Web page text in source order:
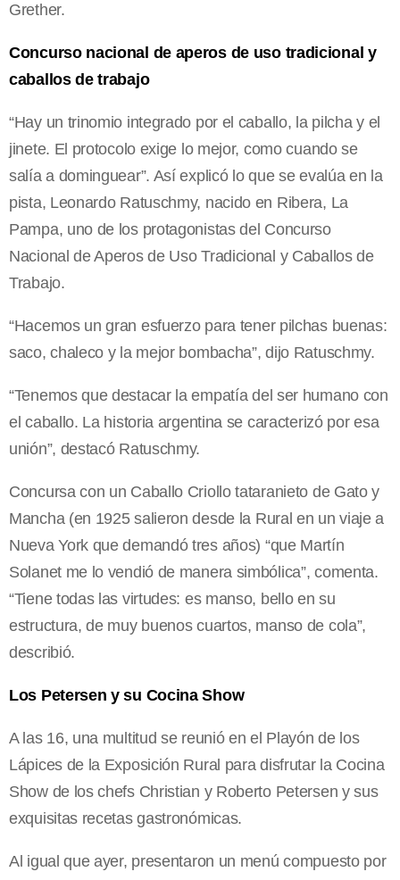
Grether.
Concurso nacional de aperos de uso tradicional y
caballos de trabajo
“Hay un trinomio integrado por el caballo, la pilcha y el
jinete. El protocolo exige lo mejor, como cuando se
salía a dominguear”. Así explicó lo que se evalúa en la
pista, Leonardo Ratuschmy, nacido en Ribera, La
Pampa, uno de los protagonistas del Concurso
Nacional de Aperos de Uso Tradicional y Caballos de
Trabajo.
“Hacemos un gran esfuerzo para tener pilchas buenas:
saco, chaleco y la mejor bombacha”, dijo Ratuschmy.
“Tenemos que destacar la empatía del ser humano con
el caballo. La historia argentina se caracterizó por esa
unión”, destacó Ratuschmy.
Concursa con un Caballo Criollo tataranieto de Gato y
Mancha (en 1925 salieron desde la Rural en un viaje a
Nueva York que demandó tres años) “que Martín
Solanet me lo vendió de manera simbólica”, comenta.
“Tiene todas las virtudes: es manso, bello en su
estructura, de muy buenos cuartos, manso de cola”,
describió.
Los Petersen y su Cocina Show
A las 16, una multitud se reunió en el Playón de los
Lápices de la Exposición Rural para disfrutar la Cocina
Show de los chefs Christian y Roberto Petersen y sus
exquisitas recetas gastronómicas.
Al igual que ayer, presentaron un menú compuesto por